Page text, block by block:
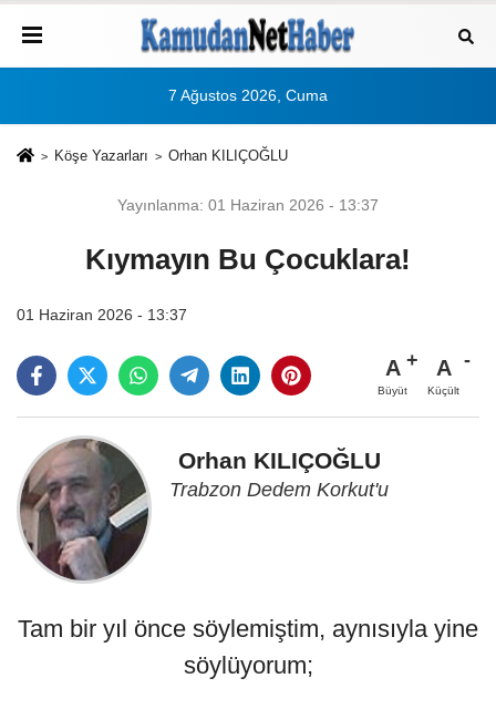
7 Ağustos 2026, Cuma
Köşe Yazarları Orhan KILIÇOĞLU
Yayınlanma: 01 Haziran 2026 - 13:37
Kıymayın Bu Çocuklara!
01 Haziran 2026 - 13:37
A
Büyüt
A
Küçült
Orhan KILIÇOĞLU
Trabzon Dedem Korkut'u
Tam bir yıl önce söylemiştim, aynısıyla yine
söylüyorum;